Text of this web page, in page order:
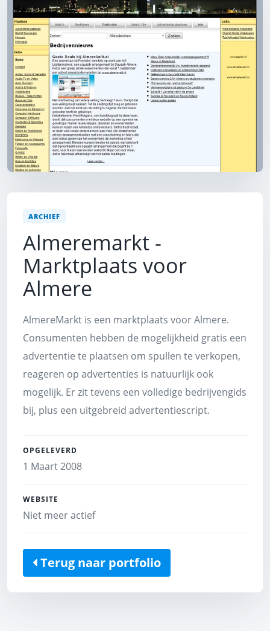
ARCHIEF
Almeremarkt -
Marktplaats voor
Almere
AlmereMarkt is een marktplaats voor Almere.
Consumenten hebben de mogelijkheid gratis een
advertentie te plaatsen om spullen te verkopen,
reageren op advertenties is natuurlijk ook
mogelijk. Er zit tevens een volledige bedrijvengids
bij, plus een uitgebreid advertentiescript.
OPGELEVERD
1 Maart 2008
WEBSITE
Niet meer actief
Terug naar portfolio